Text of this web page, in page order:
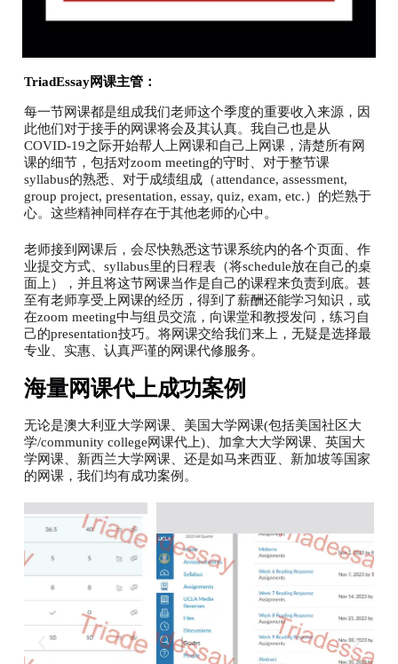
TriadEssay网课主管：
每一节网课都是组成我们老师这个季度的重要收入来源，因
此他们对于接手的网课将会及其认真。我自己也是从
COVID-19之际开始帮人上网课和自己上网课，清楚所有网
课的细节，包括对zoom meeting的守时、对于整节课
syllabus的熟悉、对于成绩组成（attendance, assessment,
group project, presentation, essay, quiz, exam, etc.）的烂熟于
心。这些精神同样存在于其他老师的心中。
老师接到网课后，会尽快熟悉这节课系统内的各个页面、作
业提交方式、syllabus里的日程表（将schedule放在自己的桌
面上），并且将这节网课当作是自己的课程来负责到底。甚
至有老师享受上网课的经历，得到了薪酬还能学习知识，或
在zoom meeting中与组员交流，向课堂和教授发问，练习自
己的presentation技巧。将网课交给我们来上，无疑是选择最
专业、实惠、认真严谨的网课代修服务。
海量网课代上成功案例
无论是澳大利亚大学网课、美国大学网课(包括美国社区大
学/community college网课代上)、加拿大大学网课、英国大
学网课、新西兰大学网课、还是如马来西亚、新加坡等国家
的网课，我们均有成功案例。